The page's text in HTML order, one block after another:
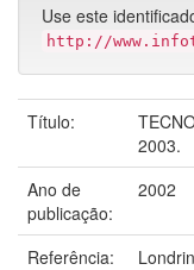
Use este
http://
Título:
2003.
Ano de
publicação:
2002
Referência: